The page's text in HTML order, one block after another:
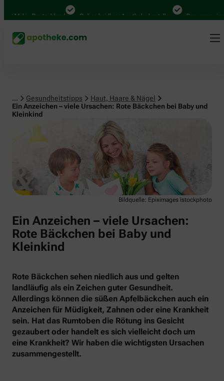
Mal in Deutschland Online bei Ihrer Apotheke bestellen Bequem
... Gesundheitstipps
Haut, Haare & Nägel
Ein Anzeichen – viele Ursachen: Rote Bäckchen bei Baby und
Kleinkind
Haut, Haare & Nägel
Bildquelle: Epiximages istockphoto
Ein Anzeichen – viele Ursachen:
Rote Bäckchen bei Baby und
Kleinkind
Rote Bäckchen sehen niedlich aus und gelten
landläufig als ein Zeichen guter Gesundheit.
Allerdings können die süßen Apfelbäckchen auch ein
Anzeichen für Müdigkeit, Zahnen oder eine Krankheit
sein. Hat das Rumtoben die Rötung ins Gesicht
gezaubert oder handelt es sich vielleicht doch um
eine Krankheit? Wir haben die wichtigsten Ursachen
zusammengestellt.